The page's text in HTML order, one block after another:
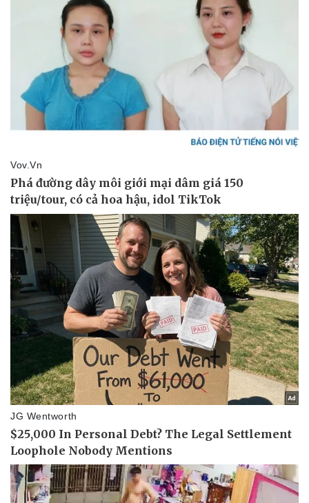
Pháp luật
Vụ án
Tin nóng
Tư vấn luật
Quân sự - Quốc phòng
Vũ khí
Việt Nam
Phân tích